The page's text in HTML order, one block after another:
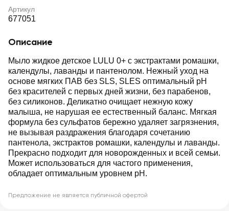
Артикул
677051
Описание
Мыло жидкое детское LULU 0+ с экстрактами ромашки,
календулы, лаванды и пантенолом. Нежный уход на
основе мягких ПАВ без SLS, SLES оптимальный pH
без красителей с первых дней жизни, без парабенов,
без силиконов. Деликатно очищает нежную кожу
малыша, не нарушая ее естественный баланс. Мягкая
формула без сульфатов бережно удаляет загрязнения,
не вызывая раздражения благодаря сочетанию
пантенола, экстрактов ромашки, календулы и лаванды.
Прекрасно подходит для новорожденных и всей семьи.
Может использоваться для частого применения,
обладает оптимальным уровнем pH.
Предложение не является публичной офертой